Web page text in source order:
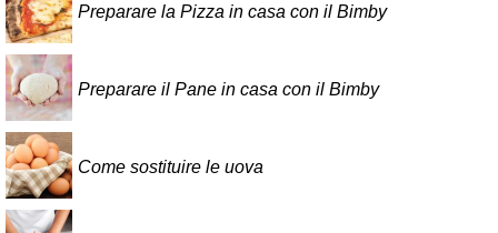
Preparare la Pizza in casa con il Bimby
Preparare il Pane in casa con il Bimby
Come sostituire le uova